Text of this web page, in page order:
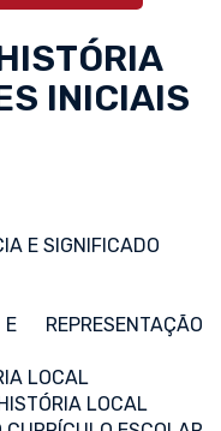
INICIAIS
E SIGNIFICADO
REPRESENTAÇÃO
LOCAL
LOCAL